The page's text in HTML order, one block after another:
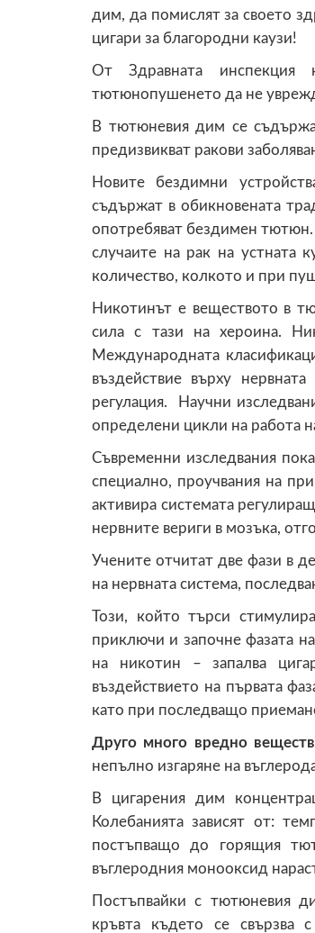
дим, да помислят за своето
цигари за благородни каузи!
От Здравната
тютюнопушенето да не
В тютюневия дим се
предизвикват ракови
Новите бездимни
съдържат в обикновената
опотребяват бездимен тютюн.
случаите на рак на устната
количество, колкото и при
Никотинът е веществото в
сила с тази на хероина.
Международната
въздействие върху
регулация. Научни
определени цикли на работа
Съвременни изследвания
специално, проучвания на
активира системата
нервните вериги в мозъка,
Учените отчитат две фази в
на нервната система,
Този, който търси
приключи и започне фазата
на никотин – запалва
въздействието на първата
като при последващо
Друго много вредно
непълно изгаряне на
В цигарения дим
Колебанията зависят от:
постъпващо до горящия
въглеродния монооксид
Постъпвайки с тютюневия
кръвта където се свързва